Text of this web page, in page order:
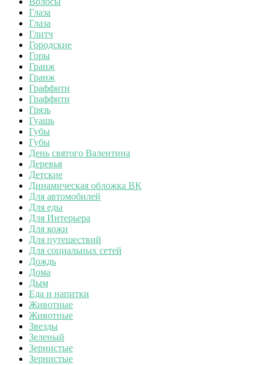
Глаза
Глаза
Глитч
Городские
Горы
Гранж
Гранж
Граффити
Граффити
Грязь
Гуашь
Губы
Губы
День святого Валентина
Деревья
Детские
Динамическая обложка ВК
Для автомобилей
Для еды
Для Интерьера
Для кожи
Для путешествий
Для социальных сетей
Дождь
Дома
Дым
Еда и напитки
Животные
Животные
Звезды
Зеленый
Зернистые
Зернистые